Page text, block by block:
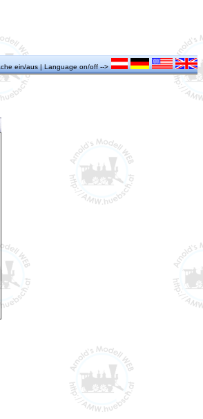
ein/aus | Language on/off -->